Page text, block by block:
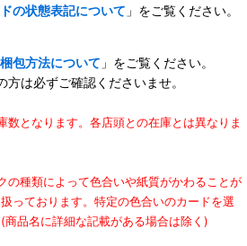
の状態表記について 」をご覧ください。
包方法について 」をご覧ください。
は必ずご確認くださいませ。
数となります。各店頭との在庫とは異なりま
の種類によって色合いや紙質がかわることが
っております。特定の色合いのカードを選
商品名に詳細な記載がある場合は除く)